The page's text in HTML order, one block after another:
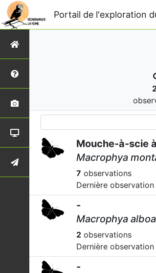
Portail de l'exploration
Mouche-à-scie
Macrophya
7 observations
Dernière observation
-
Macrophya
2 observations
Dernière observation
-